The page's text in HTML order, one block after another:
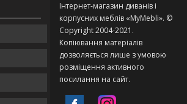
Інтернет-магазин диванів і
корпусних меблів «MyMebli». ©
Copyright 2004-2021.
Копіювання матеріалів
дозволяється лише з умовою
розміщення активного
посилання на сайт.